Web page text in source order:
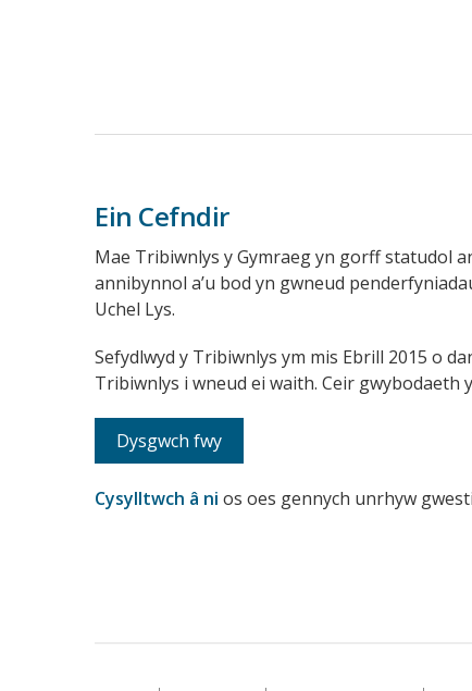
Ein Cefndir
Mae Tribiwnlys y Gymraeg yn gorff statudol
annibynnol a’u bod yn gwneud
Uchel Lys.
Sefydlwyd y Tribiwnlys ym mis Ebrill 2015 o
Tribiwnlys i wneud ei waith. Ceir gwybodaeth
Dysgwch fwy
Cysylltwch â ni os oes gennych unrhyw